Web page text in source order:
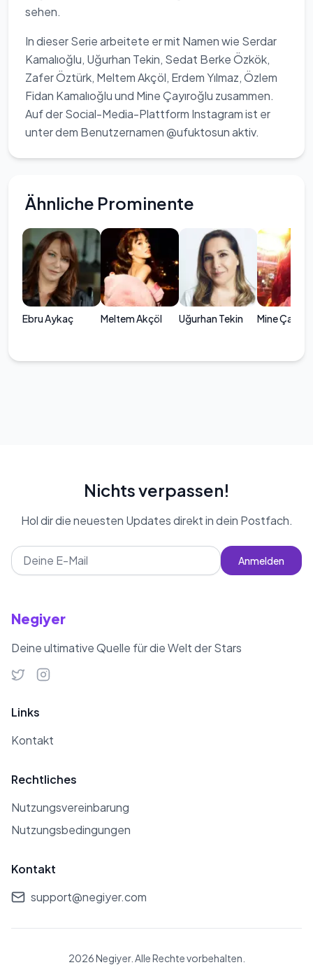
sehen.
In dieser Serie arbeitete er mit Namen wie Serdar
Kamalıoğlu, Uğurhan Tekin, Sedat Berke Özkök,
Zafer Öztürk, Meltem Akçöl, Erdem Yılmaz, Özlem
Fidan Kamalıoğlu und Mine Çayıroğlu zusammen.
Auf der Social-Media-Plattform Instagram ist er
unter dem Benutzernamen @ufuktosun aktiv.
Ähnliche Prominente
Ebru Aykaç Meltem Akçöl Uğurhan Tekin Mine
Nichts verpassen!
Hol dir die neuesten Updates direkt in dein Postfach.
Anmelden
Negiyer
Deine ultimative Quelle für die Welt der Stars
Links
Kontakt
Rechtliches
Nutzungsvereinbarung
Nutzungsbedingungen
Kontakt
support@negiyer.com
2026 Negiyer. Alle Rechte vorbehalten.